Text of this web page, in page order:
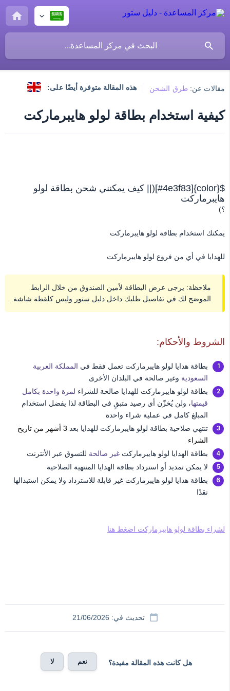
مقالات عن: طرق الشحن هذه المقالة متوفرة أيضًا على:
كيفية استخدام بطاقة لولو هايبرماركت
${color}[#4e3f83](|| كيف يمكنني شحن بطاقة لولو
هايبرماركت
؟)
يمكنك استخدام بطاقة لولو هايبرماركت
للهدايا في أي من فروع لولو هايبرماركت
ملاحظة: يرجى عرض البطاقة لأمين الصندوق من خلال الرابط
الموضح لك في تفاصيل طلبك داخل دليل ستور وليس كلقطة شاشة.
الشروط والأحكام:
بطاقة هدايا لولو هايبرماركت تعمل فقط في المملكة العربية
السعودية وغير صالحة في البلدان الأخرى
بطاقة لولو هايبرماركت للهدايا صالحة للشراء لمرة واحدة بكامل
قيمتها، ولن يُخزّن أي رصيد متبقٍ في البطاقة لذا يفضل استخدام
المبلغ كامل في عملية شراء واحدة
تنتهي صلاحية بطاقة لولو هايبرماركت للهدايا بعد
3 أشهر من تاريخ
الشراء
بطاقة الهدايا لولو هايبرماركت غير صالحة للتسوق عبر الأنترنت
لا يمكن تمديد أو استرداد بطاقة الهدايا المنتهية الصلاحية
بطاقة هدايا لولو هايبرماركت غير قابلة للاسترداد ولا يمكن استبدالها
نقدًا
لشراء بطاقة لولو هايبرماركت اضغط هنا
تحديث في: 21/06/2026
هل كانت هذه المقالة مفيدة؟ نعم لا